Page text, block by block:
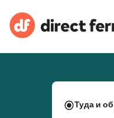
Туда и